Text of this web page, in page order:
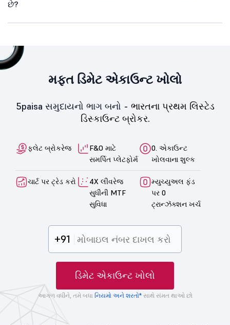
છે?
મફત ડિમેટ એકાઉન્ટ ખોલો
5paisa સમુદાયનો ભાગ બનો - ભારતના પ્રથમ લિસ્ટેડ
ડિસ્કાઉન્ટ બ્રોકર.
ફ્લેટ બ્રોકરેજ
F&O માટે
સમર્પિત પ્લેટફોર્મ
0. એકાઉન્ટ
ખોલવાના શુલ્ક
ચાર્ટ પર ટ્રેડ કરો
4X લીવરેજ
સુધીની MTF
સુવિધા
મ્યુચ્યુઅલ ફંડ
પર 0
ટ્રાન્ઝૅક્શન ખર્ચ
+91
ડિમેટ એકાઉન્ટ ખોલો
આગળ વધીને, તમે બધા નિયમો અને શરતો*સાથે સંમત થાઓ છો